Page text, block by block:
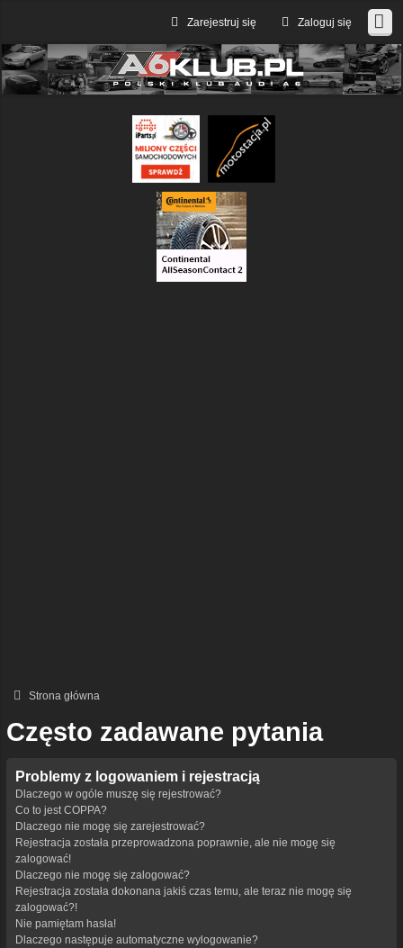
Zaloguj się
Zarejestruj się
Strona główna
Często zadawane pytania
Problemy z logowaniem i rejestracją
Dlaczego w ogóle muszę się rejestrować?
Co to jest COPPA?
Dlaczego nie mogę się zarejestrować?
Rejestracja została przeprowadzona poprawnie, ale nie mogę się
zalogować!
Dlaczego nie mogę się zalogować?
Rejestracja została dokonana jakiś czas temu, ale teraz nie mogę się
zalogować?!
Nie pamiętam hasła!
Dlaczego następuje automatyczne wylogowanie?